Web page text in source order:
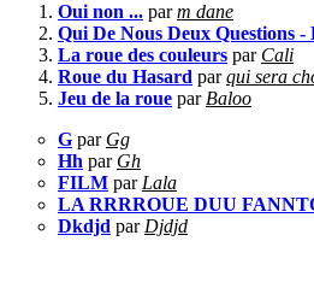
Oui non ... parm dane
Qui De Nous Deux Questions -
La roue des couleurs par Cali
Roue du Hasard parqui sera
Jeu de la roue par Baloo
G par Gg
Hh par Gh
FILM par Lala
LA RRRROUE DUU
Dkdjd par Djdjd